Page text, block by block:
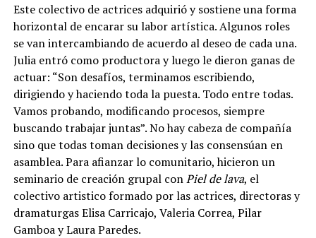
Este colectivo de actrices adquirió y sostiene una forma
horizontal de encarar su labor artística. Algunos roles
se van intercambiando de acuerdo al deseo de cada una.
Julia entró como productora y luego le dieron ganas de
actuar: “Son desafíos, terminamos escribiendo,
dirigiendo y haciendo toda la puesta. Todo entre todas.
Vamos probando, modificando procesos, siempre
buscando trabajar juntas”. No hay cabeza de compañía
sino que todas toman decisiones y las consensúan en
asamblea. Para afianzar lo comunitario, hicieron un
seminario de creación grupal conPiel de lava, el
colectivo artistico formado por las actrices, directoras y
dramaturgas Elisa Carricajo, Valeria Correa, Pilar
Gamboa y Laura Paredes.